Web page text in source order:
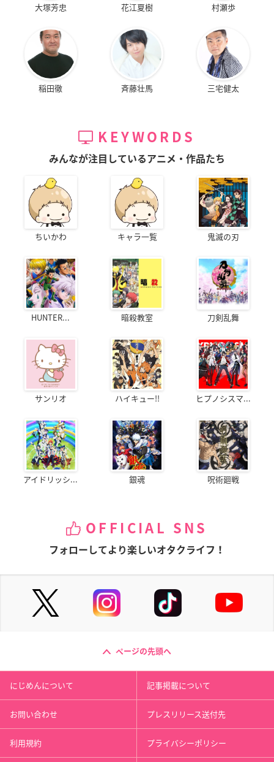
大塚芳忠 花江夏樹 村瀬歩
稲田徹 斉藤壮馬 三宅健太
KEYWORDS
みんなが注目しているアニメ・作品たち
ちいかわ キャラ一覧 鬼滅の刃
HUNTER... 暗殺教室 刀剣乱舞
サンリオ ハイキュー!! ヒプノシスマ...
アイドリッシ... 銀魂 呪術廻戦
OFFICIAL SNS
フォローしてより楽しいオタクライフ！
ページの先頭へ
にじめんについて 記事掲載について
お問い合わせ プレスリリース送付先
利用規約 プライバシーポリシー